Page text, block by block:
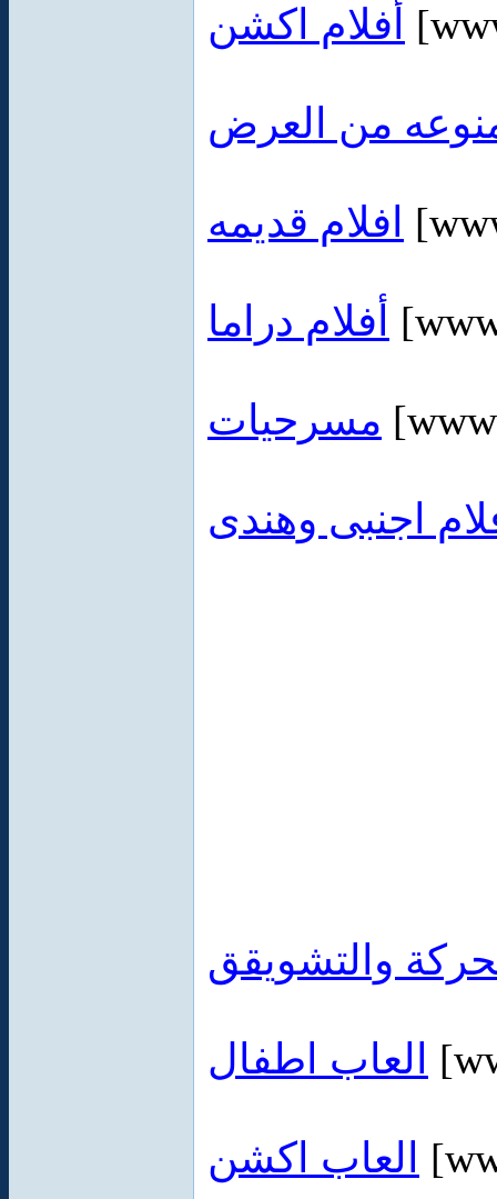
أفلام اكشن
من العرض
افلام قديمه
أفلام دراما
مسرحيات
اجنبى وهندى
والتشويقق
العاب اطفال
العاب اكشن